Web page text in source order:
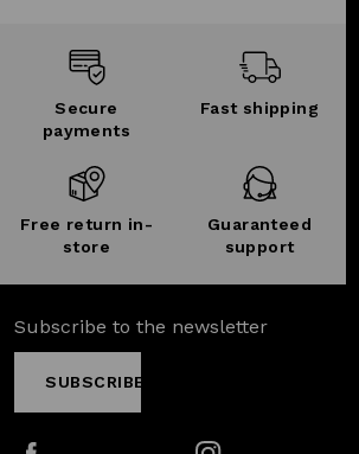
Secure
payments
Fast shipping
Free return in-
store
Guaranteed
support
Subscribe to the newsletter
SUBSCRIBE